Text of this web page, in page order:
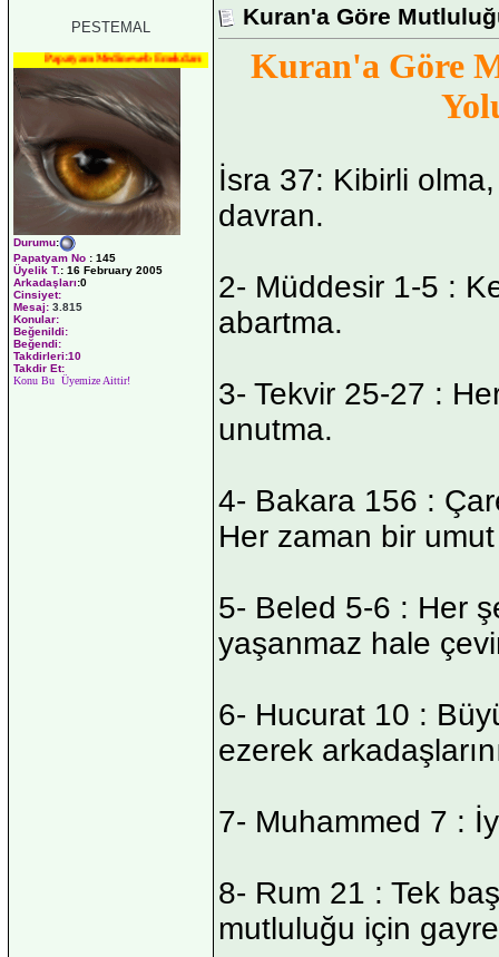
PESTEMAL
Papatyam Medineweb Emekdarı
Durumu:
Papatyam No : 145
Üyelik T. : 16 February 2005
Arkadaşları:0
Cinsiyet:
Mesaj: 3.815
Konular:
Beğenildi:
Beğendi:
Takdirleri:10
Takdir Et:
Konu Bu Üyemize Aittir!
Kuran'a Göre
Kuran'a Göre
İsra 37: Kibirli
davran.
2- Müddesir 1-5 :
abartma.
3- Tekvir 25-27 :
unutma.
4- Bakara 156 :
Her zaman bir umut
5- Beled 5-6 : Her
yaşanmaz hale
6- Hucurat 10 :
ezerek
7- Muhammed 7 :
8- Rum 21 : Tek
mutluluğu için